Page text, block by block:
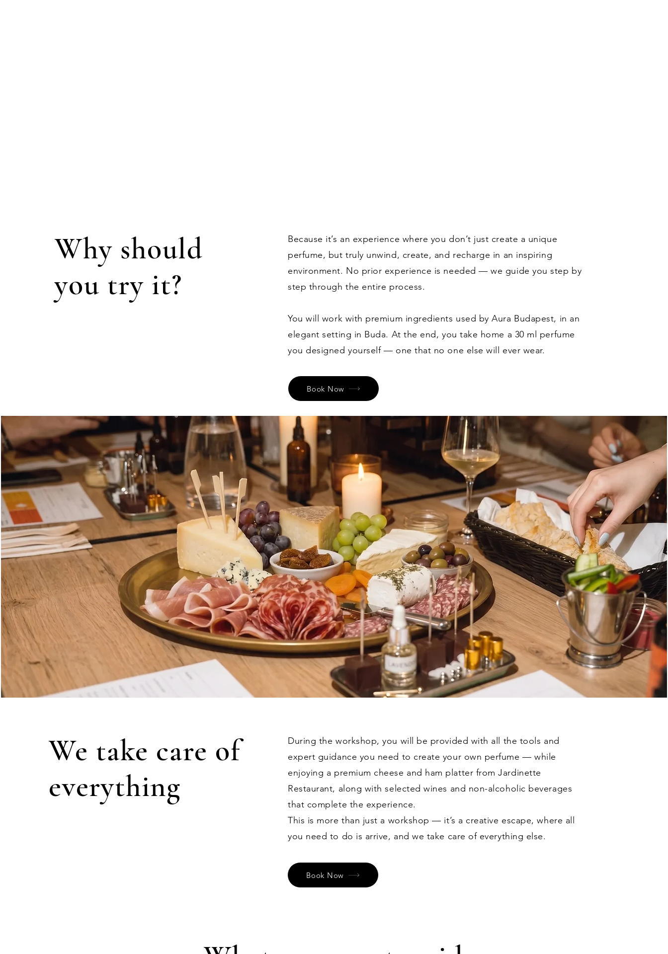
Why should
you try it?
Because it’s an experience where you don’t just create a unique
perfume, but truly unwind, create, and recharge in an inspiring
environment. No prior experience is needed — we guide you step by
step through the entire process.
You will work with premium ingredients used by Aura Budapest, in an
elegant setting in Buda. At the end, you take home a 30 ml perfume
you designed yourself — one that no one else will ever wear.
Book Now
We take care of
everything
During the workshop, you will be provided with all the tools and
expert guidance you need to create your own perfume — while
enjoying a premium cheese and ham platter from Jardinette
Restaurant, along with selected wines and non-alcoholic beverages
that complete the experience.
This is more than just a workshop — it’s a creative escape, where all
you need to do is arrive, and we take care of everything else.
Book Now